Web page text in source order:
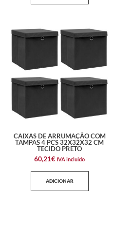
CAIXAS DE ARRUMAÇÃO COM
TAMPAS 4 PCS 32X32X32 CM
TECIDO PRETO
60,21€ IVA incluido
ADICIONAR